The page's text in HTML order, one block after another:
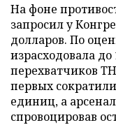
На фоне
запросил у
долларов. По
израсходовала
перехватчиков
первых
единиц, а
спровоцировав